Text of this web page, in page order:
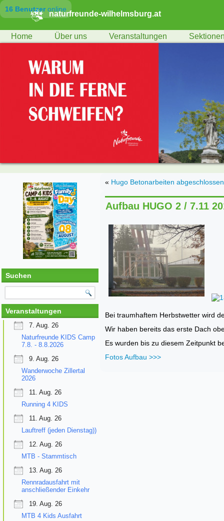
16 Benutzeronline
naturfreunde-wilhelmsburg.at
Home Über uns Veranstaltungen
Suchen
Veranstaltungen
7. Aug. 26
Naturfreunde KIDS Camp
7.8. - 8.8.2026
9. Aug. 26
Wanderwoche Zillertal
2026
11. Aug. 26
Running 4 KIDS
11. Aug. 26
Lauftreff (jeden Dienstag))
12. Aug. 26
MTB - Stammtisch
13. Aug. 26
Rennradausfahrt mit
anschließender Einkehr
19. Aug. 26
MTB 4 Kids Ausfahrt
« Hugo Betonarbeiten
Aufbau HUGO 2 / 7.11
Bei traumhaftem Herbstwetter wird
Wir haben bereits das erste Dach
Es wurden bis zu diesem Zeitpunkt
Fotos Aufbau >>>